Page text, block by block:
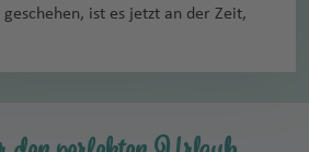
ist es jetzt an der Zeit,